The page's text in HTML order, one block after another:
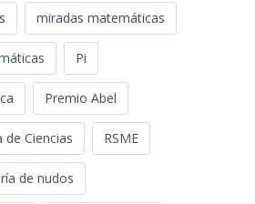
miradas matemáticas
Pi
Premio Abel
de Ciencias RSME
de nudos